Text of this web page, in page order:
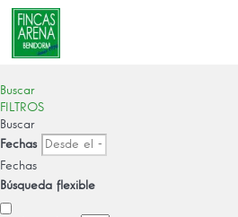
Buscar
FILTROS
Buscar
Fechas
Fechas
Búsqueda flexible